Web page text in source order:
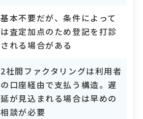
基本不要だが、条件によって
は査定加点のため登記を打診
される場合がある
2社間ファクタリングは利用者
の口座経由で支払う構造。遅
延が見込まれる場合は早めの
相談が必要